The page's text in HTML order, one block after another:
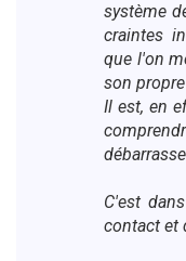
système
craintes
que l'on
son
Il est, en
C'est
contact et